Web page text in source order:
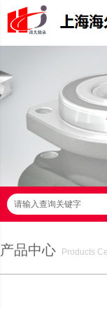
请输入查询关键字
产品中心
Products